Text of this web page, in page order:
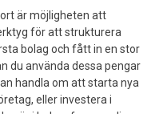
är möjligheten att
för att strukturera
bolag och fått in en stor
du använda dessa pengar
handla om att starta nya
eller investera i